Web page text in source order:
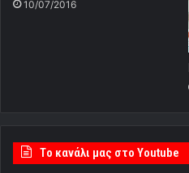
10/07/2016
Tο κανάλι μας στο Youtube